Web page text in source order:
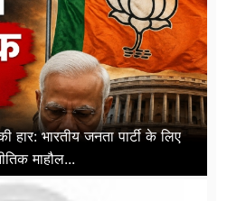
हार: भारतीय जनता पार्टी के लिए
माहौल...